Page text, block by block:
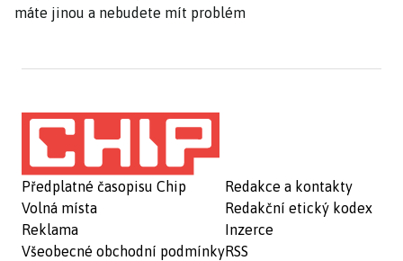
máte jinou a nebudete mít problém
Předplatné časopisu Chip
Volná místa
Reklama
Všeobecné obchodní podmínky
Redakce a kontakty
Redakční etický kodex
Inzerce
RSS